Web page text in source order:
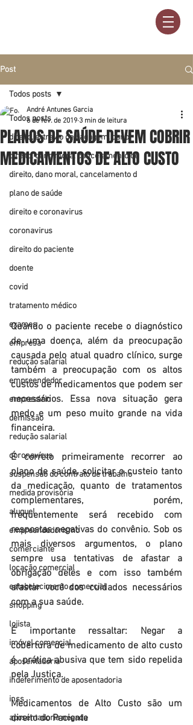
Post
Todos posts
direito, extravio de bagagem, dano
direito, dano mora, cancelamento de
direito, dano moral, cancelamento d
plano de saúde
direito e coronavirus
coronavirus
direito do paciente
doente
covid
tratamento médico
exames
empresa
redução salarial
empreendedor
empresário
demissão
redução salarial
coronavírus
suspensão do contrato de trabalho
medida provisória
aluguel
empreendedorismo
comerciante
locação comercial
estabelecimento comercial
shopping
lojista
imóvel comercial
aposentadoria
indeferimento de aposentadoria
inss
aposentadoria negada
Todos posts
PLANOS DE SAÚDE DEVEM COBRIR
MEDICAMENTOS DE ALTO CUSTO
André Antunes Garcia
6 de fev. de 2019 3 min de leitura
Quando o paciente recebe o diagnóstico
de uma doença, além da preocupação
causada pelo atual quadro clínico, surge
também a preocupação com os altos
custos de medicamentos que podem ser
necessários. Essa nova situação gera
medo e um peso muito grande na vida
financeira.
É correto primeiramente recorrer ao
plano de saúde, solicitar o custeio tanto
da medicação, quanto de tratamentos
complementares, porém,
frequentemente será recebido com
respostas negativas do convênio. Sob os
mais diversos argumentos, o plano
sempre usa tentativas de afastar a
obrigação deles e com isso também
afastar você dos cuidados necessários
com a sua saúde.
É importante ressaltar: Negar a
cobertura de medicamento de alto custo
é  prática abusiva que tem sido repelida
pela Justiça.
Medicamentos de Alto Custo são um
direito do Paciente